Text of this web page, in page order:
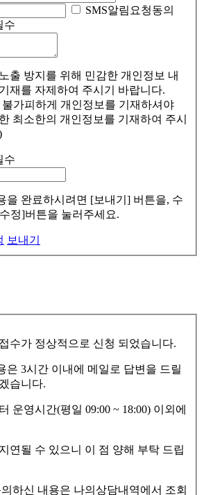
SMS알림요청동의
출 방지를 위해 민감한 개인정보 내
재를 자제하여 주시기 바랍니다.
가피하게 개인정보를 기재하셔야
최소한의 개인정보를 기재하여 주시
을 완료하시려면 [보내기] 버튼을, 수
정]버튼을 눌러주세요.
보내기
수가 정상적으로 신청 되었습니다.
은 3시간 이내에 메일로 답변을 드릴
습니다.
운영시간(평일 09:00 ~ 18:00) 이외에
연될 수 있으니 이 점 양해 부탁 드립
하신 내용은 나의상담내역에서 조회